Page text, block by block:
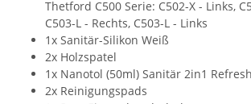
Thetford C500 Serie: C502-X - Links,
C503-L - Rechts, C503-L - Links
1x Sanitär-Silikon Weiß
2x Holzspatel
1x Nanotol (50ml) Sanitär 2in1
2x Reinigungspads